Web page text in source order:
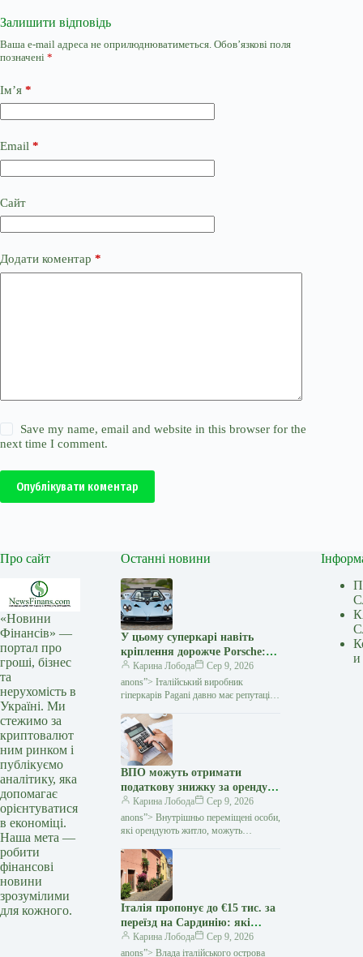
Залишити відповідь
Ваша e-mail адреса не оприлюднюватиметься. Обов’язкові поля
позначені *
Ім’я *
Email *
Сайт
Додати коментар *
Save my name, email and website in this browser for the
next time I comment.
Опублікувати коментар
Про сайт
«Новини
Фінансів» —
портал про
гроші, бізнес
та
нерухомість в
Україні. Ми
стежимо за
криптовалют
ним ринком і
публікуємо
аналітику, яка
допомагає
орієнтуватися
в економіці.
Наша мета —
робити
фінансові
новини
зрозумілими
для кожного.
Останні новини
У цьому суперкарі навіть
кріплення дорожче Porsche:
навіщо Pagani витрачає $160
тисяч на болти — Мінфін
Карина Лобода
Сер 9, 2026
anons”> Італійський виробник
гіперкарів Pagani давно має репутацію
на витвори мистецтва. Проте навіть
шанувальників марки здивував
ВПО можуть отримати
податкову знижку за оренду
житла: які умови треба
виконати — Мінфін
Карина Лобода
Сер 9, 2026
anons”> Внутрішньо переміщені особи,
які орендують житло, можуть
та повернути частину сплаченого
податку на доходи фізичних осіб
(ПДФО)
Італія пропонує до €15 тис. за
переїзд на Сардинію: які
умови та скільки доведеться
доплатити — Мінфін
Карина Лобода
Сер 9, 2026
anons”> Влада італійського острова
и